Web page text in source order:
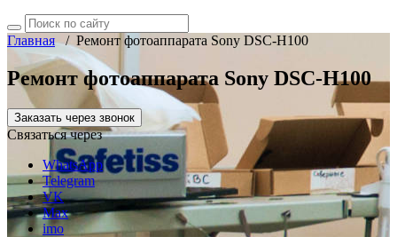
Главная/ Ремонт фотоаппарата Sony DSC-H100
Ремонт фотоаппарата Sony DSC-H100
Заказать через звонок
Связаться через
WhatsApp
Telegram
VK
Max
imo